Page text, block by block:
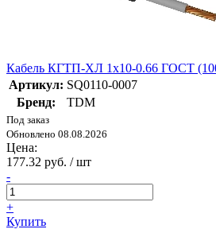
Кабель КГТП-ХЛ 1х10-0.66 ГОСТ
Артикул: SQ0110-0007
Бренд:
TDM
Под заказ
Обновлено 08.08.2026
Цена:
177.32 руб. / шт
-
+
Купить